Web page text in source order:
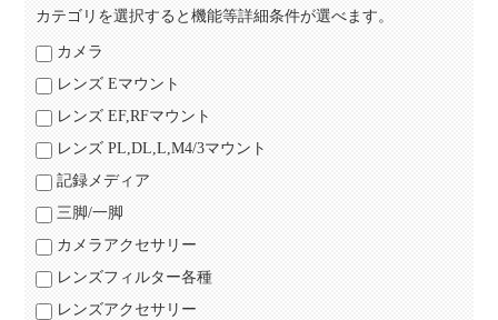
カテゴリを選択すると機能等詳細条件が選べます。
カメラ
レンズ Eマウント
レンズ EF,RFマウント
レンズ PL,DL,L,M4/3マウント
記録メディア
三脚/一脚
カメラアクセサリー
レンズフィルター各種
レンズアクセサリー